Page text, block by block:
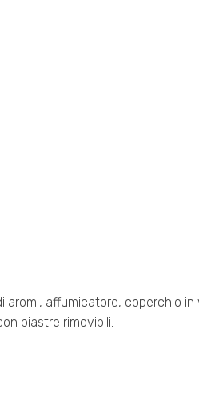
aromi, affumicatore, coperchio
piastre rimovibili.